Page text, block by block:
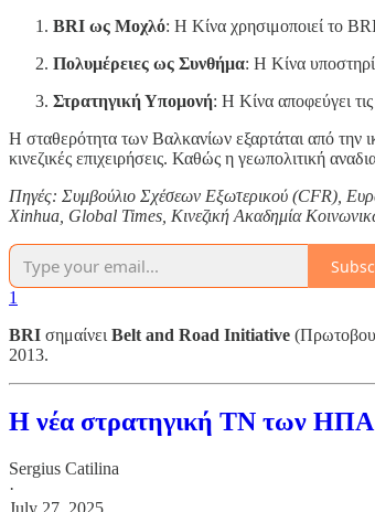
BRI ως Μοχλό: Η Κίνα χρησιμοποιεί το
Πολυμέρειες ως Συνθήμα: Η Κίνα
Στρατηγική Υπομονή: Η Κίνα αποφεύγει
Η σταθερότητα των Βαλκανίων εξαρτάται από την
κινεζικές επιχειρήσεις. Καθώς η γεωπολιτική
Πηγές: Συμβούλιο Σχέσεων Εξωτερικού (CFR),
Xinhua, Global Times, Κινεζική Ακαδημία
1
BRI σημαίνει Belt and Road Initiative
2013.
Η νέα στρατηγική ΤΝ των ΗΠΑ
Sergius Catilina
·
July 27, 2025